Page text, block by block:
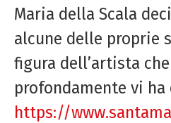
Maria della Scala
alcune delle proprie
figura dell’artista
profondamente vi ha
https://